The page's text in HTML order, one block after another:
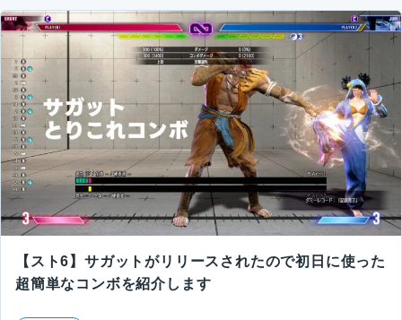
【スト6】サガットがリリースされたので初日に使った
超簡単なコンボを紹介します